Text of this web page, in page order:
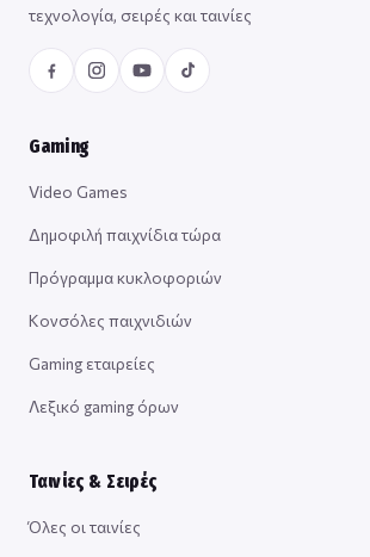
τεχνολογία, σειρές και ταινίες
Gaming
Video Games
Δημοφιλή παιχνίδια τώρα
Πρόγραμμα κυκλοφοριών
Κονσόλες παιχνιδιών
Gaming εταιρείες
Λεξικό gaming όρων
Ταινίες & Σειρές
Όλες οι ταινίες